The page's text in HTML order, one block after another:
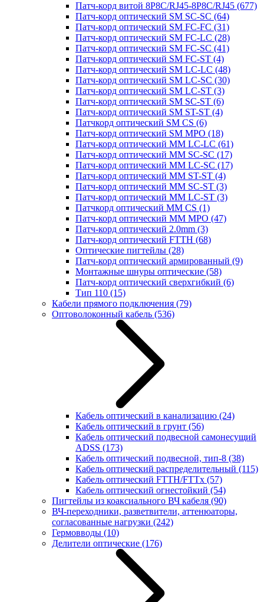
Патч-корд витой 8P8C/RJ45-8P8C/RJ45 (677)
Патч-корд оптический SM SC-SC (64)
Патч-корд оптический SM FC-FC (31)
Патч-корд оптический SM FC-LC (28)
Патч-корд оптический SM FC-SC (41)
Патч-корд оптический SM FC-ST (4)
Патч-корд оптический SM LC-LC (48)
Патч-корд оптический SM LC-SC (30)
Патч-корд оптический SM LC-ST (3)
Патч-корд оптический SM SC-ST (6)
Патч-корд оптический SM ST-ST (4)
Патчкорд оптический SM CS (6)
Патч-корд оптический SM MPO (18)
Патч-корд оптический MM LC-LC (61)
Патч-корд оптический MM SC-SC (17)
Патч-корд оптический MM LC-SC (17)
Патч-корд оптический MM ST-ST (4)
Патч-корд оптический MM SC-ST (3)
Патч-корд оптический MM LC-ST (3)
Патчкорд оптический MM CS (1)
Патч-корд оптический MM MPO (47)
Патч-корд оптический 2.0mm (3)
Патч-корд оптический FTTH (68)
Оптические пигтейлы (28)
Патч-корд оптический армированный (9)
Монтажные шнуры оптические (58)
Патч-корд оптический сверхгибкий (6)
Тип 110 (15)
Кабели прямого подключения (79)
Оптоволоконный кабель (536)
Кабель оптический в канализацию (24)
Кабель оптический в грунт (56)
Кабель оптический подвесной самонесущий
ADSS (173)
Кабель оптический подвесной, тип-8 (38)
Кабель оптический распределительный (115)
Кабель оптический FTTH/FTTx (57)
Кабель оптический огнестойкий (54)
Пигтейлы из коаксиального ВЧ кабеля (90)
ВЧ-переходники, разветвители, аттенюаторы,
согласованные нагрузки (242)
Гермовводы (10)
Делители оптические (176)